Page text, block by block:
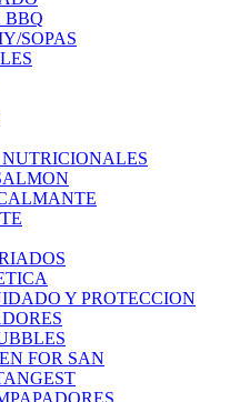
BBQ
SOPAS
Y PROTECCION
FOR SAN